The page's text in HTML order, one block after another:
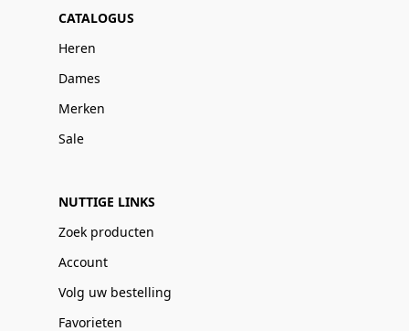
CATALOGUS
Heren
Dames
Merken
Sale
NUTTIGE LINKS
Zoek producten
Account
Volg uw bestelling
Favorieten